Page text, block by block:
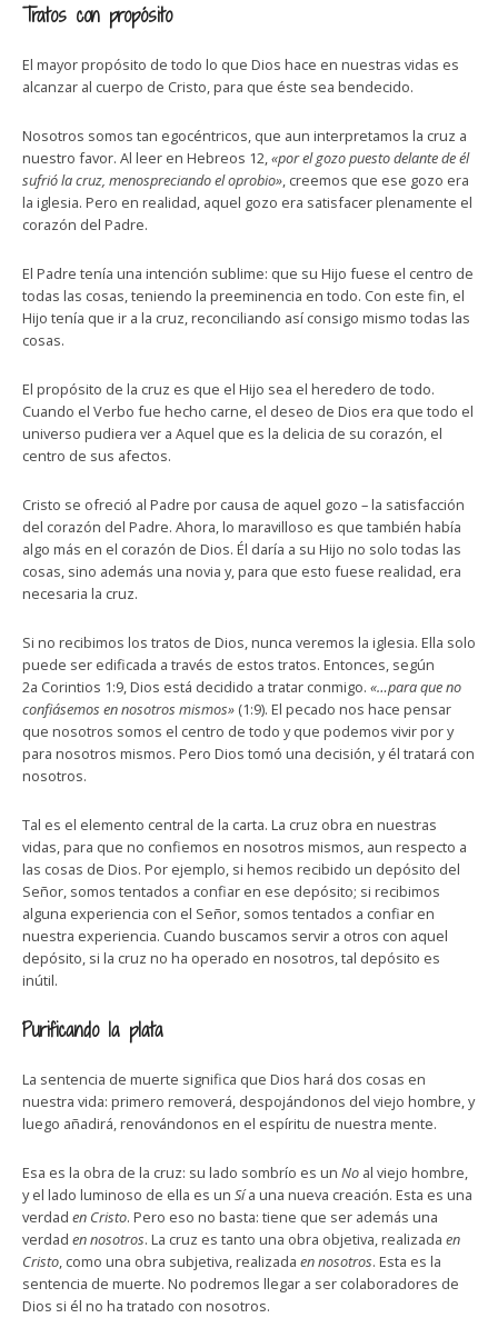
Tratos con propósito
El mayor propósito de todo lo que Dios hace en nuestras vidas es
alcanzar al cuerpo de Cristo, para que éste sea bendecido.
Nosotros somos tan egocéntricos, que aun interpretamos la cruz a
nuestro favor. Al leer en Hebreos 12,«por el gozo puesto delante de él
sufrió la cruz, menospreciando el oprobio», creemos que ese gozo era
la iglesia. Pero en realidad, aquel gozo era satisfacer plenamente el
corazón del Padre.
El Padre tenía una intención sublime: que su Hijo fuese el centro de
todas las cosas, teniendo la preeminencia en todo. Con este fin, el
Hijo tenía que ir a la cruz, reconciliando así consigo mismo todas las
cosas.
El propósito de la cruz es que el Hijo sea el heredero de todo.
Cuando el Verbo fue hecho carne, el deseo de Dios era que todo el
universo pudiera ver a Aquel que es la delicia de su corazón, el
centro de sus afectos.
Cristo se ofreció al Padre por causa de aquel gozo – la satisfacción
del corazón del Padre. Ahora, lo maravilloso es que también había
algo más en el corazón de Dios. Él daría a su Hijo no solo todas las
cosas, sino además una novia y, para que esto fuese realidad, era
necesaria la cruz.
Si no recibimos los tratos de Dios, nunca veremos la iglesia. Ella solo
puede ser edificada a través de estos tratos. Entonces, según
2a Corintios 1:9, Dios está decidido a tratar conmigo. «…para que no
confiásemos en nosotros mismos» (1:9). El pecado nos hace pensar
que nosotros somos el centro de todo y que podemos vivir por y
para nosotros mismos. Pero Dios tomó una decisión, y él tratará con
nosotros.
Tal es el elemento central de la carta. La cruz obra en nuestras
vidas, para que no confiemos en nosotros mismos, aun respecto a
las cosas de Dios. Por ejemplo, si hemos recibido un depósito del
Señor, somos tentados a confiar en ese depósito; si recibimos
alguna experiencia con el Señor, somos tentados a confiar en
nuestra experiencia. Cuando buscamos servir a otros con aquel
depósito, si la cruz no ha operado en nosotros, tal depósito es
inútil.
Purificando la plata
La sentencia de muerte significa que Dios hará dos cosas en
nuestra vida: primero removerá, despojándonos del viejo hombre, y
luego añadirá, renovándonos en el espíritu de nuestra mente.
Esa es la obra de la cruz: su lado sombrío es un No al viejo hombre,
y el lado luminoso de ella es un Sía una nueva creación. Esta es una
verdad en Cristo. Pero eso no basta: tiene que ser además una
verdad en nosotros. La cruz es tanto una obra objetiva, realizada en
Cristo, como una obra subjetiva, realizada en nosotros. Esta es la
sentencia de muerte. No podremos llegar a ser colaboradores de
Dios si él no ha tratado con nosotros.